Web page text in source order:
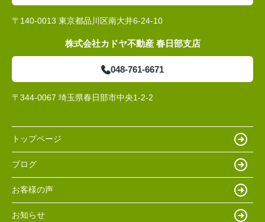
〒140-0013 東京都品川区南大井6-24-10
株式会社カドヤ不動産 春日部支店
048-761-6671
〒344-0067 埼玉県春日部市中央1-2-2
トップページ
ブログ
お客様の声
お知らせ